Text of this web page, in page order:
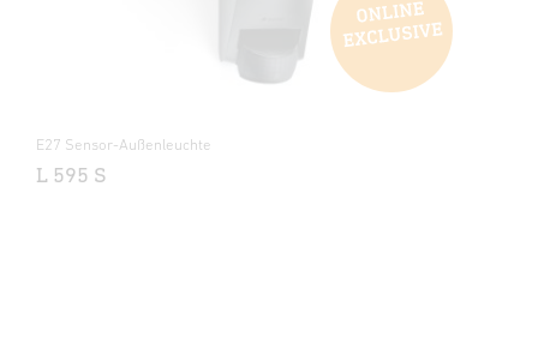
E27 Sensor-Außenleuchte
L 595 S